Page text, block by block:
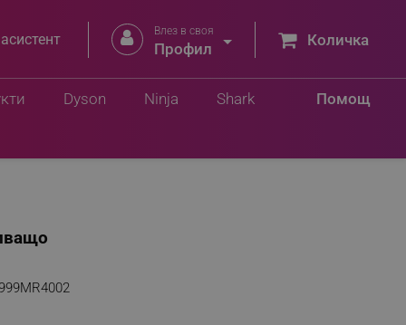
 Влез в своя
Профил  Количка
Помощ
Dyson Ninja Shark